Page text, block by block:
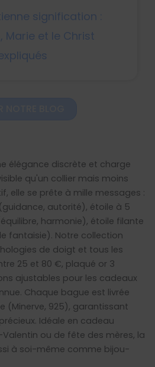
signification :
Marie et le Christ
élégance discrète et charge
qu'un collier mais moins
elle se prête à mille messages :
autorité), étoile à 5
harmonie), étoile filante
fantaisie). Notre collection
de doigt et tous les
25 et 80 €, plaqué or 3
ajustables pour les cadeaux
Chaque bague est livrée
(Minerve, 925), garantissant
Idéale en cadeau
ou de fête des mères, la
à soi-même comme bijou-